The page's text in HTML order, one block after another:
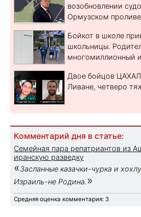
возобновлении
Ормузском проливе
Бойкот в школе
школьницы.
многомиллионный
Двое бойцов
Ливане, четверо
Комментарий дня в статье:
Семейная пара репатриантов из
иранскую разведку
«Засланные казачки-чурка и
Израиль-не Родина. »
Средняя оценка комментария: 3